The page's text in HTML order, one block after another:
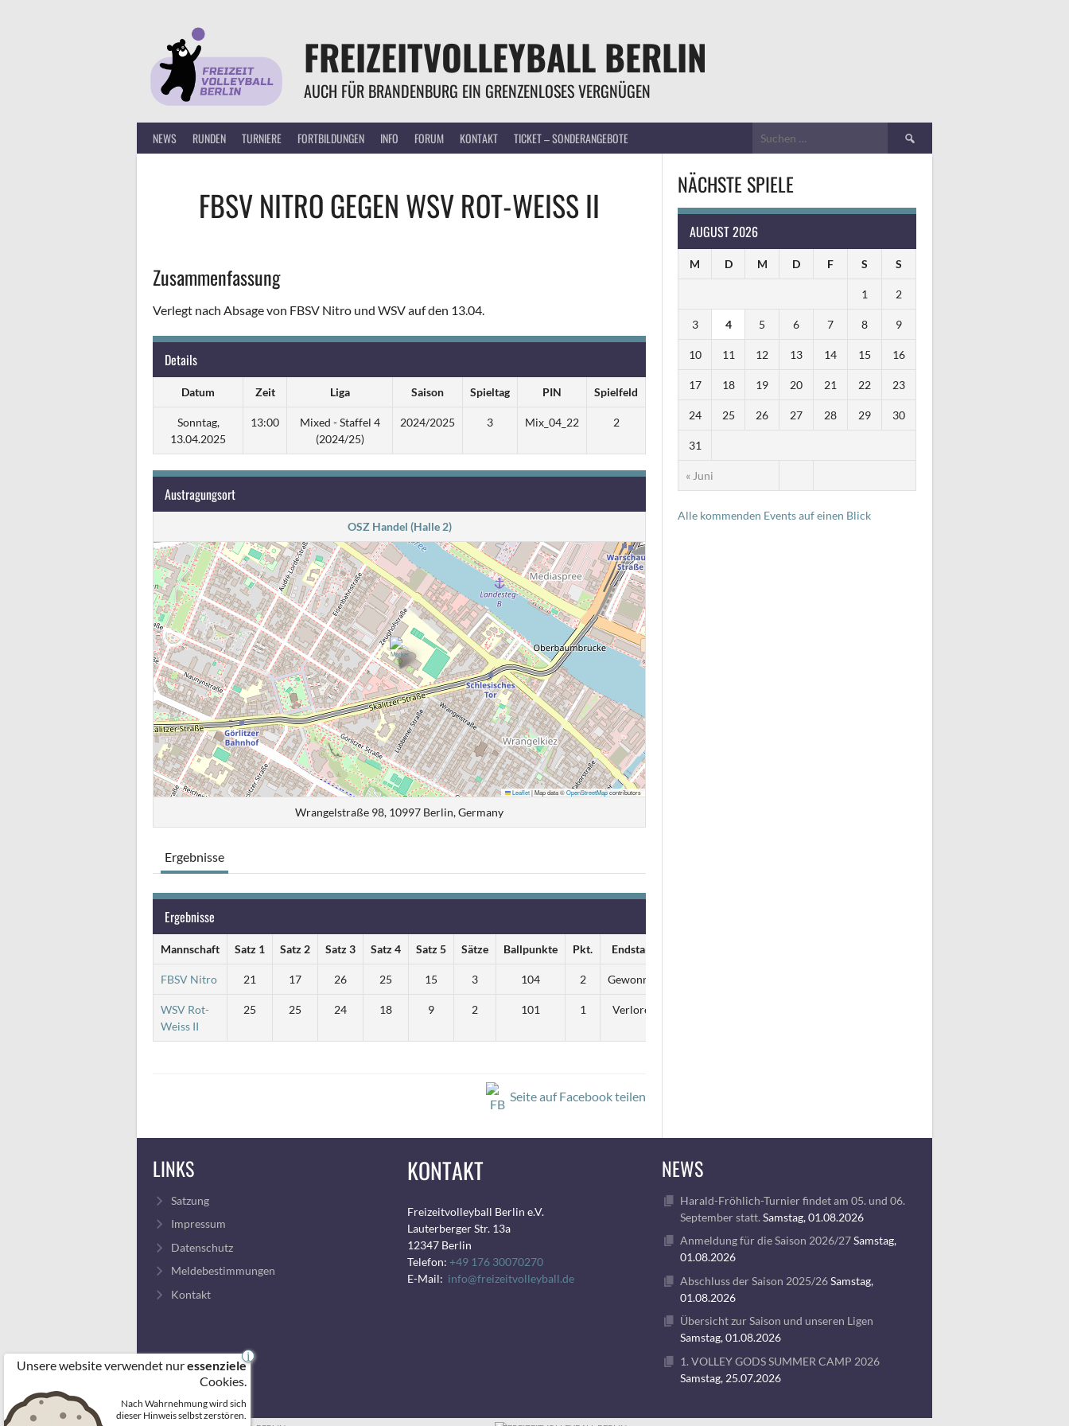
FREIZEITVOLLEYBALL BERLIN
AUCH FÜR BRANDENBURG EIN GRENZENLOSES VERGNÜGEN
NEWS RUNDEN TURNIERE FORTBILDUNGEN INFO FORUM KONTAKT TICKET – SONDERANGEBOTE
Suchen
nach:
FBSV NITROGEGEN WSV ROT-WEISS II
Zusammenfassung
Verlegt nach Absage von FBSV Nitro und WSV auf den 13.04.
Details
Datum Zeit Liga Saison Spieltag PIN Spielfeld
Sonntag,
13.04.2025
13:00
Mixed - Staffel 4
(2024/25)
2024/2025 3 Mix_04_22 2
Austragungsort
OSZ Handel (Halle 2)
Leaflet|Map data ©OpenStreetMapcontributors
Wrangelstraße 98, 10997 Berlin, Germany
Ergebnisse
Ergebnisse
Mannschaft Satz 1 Satz 2 Satz 3 Satz 4 Satz 5 Sätze Ballpunkte Pkt. Endstand
FBSV Nitro 21 17 26 25 15 3 104 2 Gewonnen
WSV Rot-
Weiss II
25 25 24 18 9 2 101 1 Verloren
Seite auf Facebook teilen
NÄCHSTE SPIELE
AUGUST 2026
M D M D F S S
« Juni
1 2
3 4 5 6 7 8 9
10 11 12 13 14 15 16
17 18 19 20 21 22 23
24 25 26 27 28 29 30
31
Alle kommenden Events auf einen Blick
LINKS
Satzung
Impressum
Datenschutz
Meldebestimmungen
Kontakt
KONTAKT
Freizeitvolleyball Berlin e.V.
Lauterberger Str. 13a
12347 Berlin
Telefon: +49 176 30070270
E-Mail: info@freizeitvolleyball.de
NEWS
Harald-Fröhlich-Turnier findet am 05. und 06.
September statt. Samstag, 01.08.2026
Anmeldung für die Saison 2026/27Samstag,
01.08.2026
Abschluss der Saison 2025/26Samstag,
01.08.2026
Übersicht zur Saison und unseren Ligen
Samstag, 01.08.2026
1. VOLLEY GODS SUMMER CAMP 2026
Samstag, 25.07.2026
Unsere website verwendet nuressenziele
Cookies.
Nach Wahrnehmung wird sich
dieser Hinweis selbst zerstören.
i